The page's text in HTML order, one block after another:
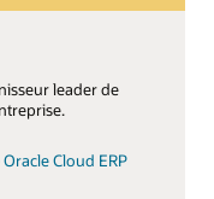
leader de
Cloud ERP